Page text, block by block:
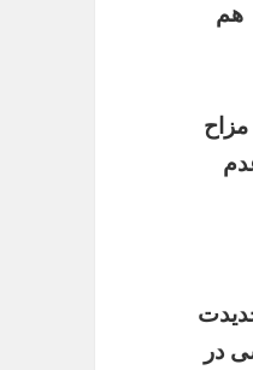
هم
کانادا عدد(13) را عدم
در